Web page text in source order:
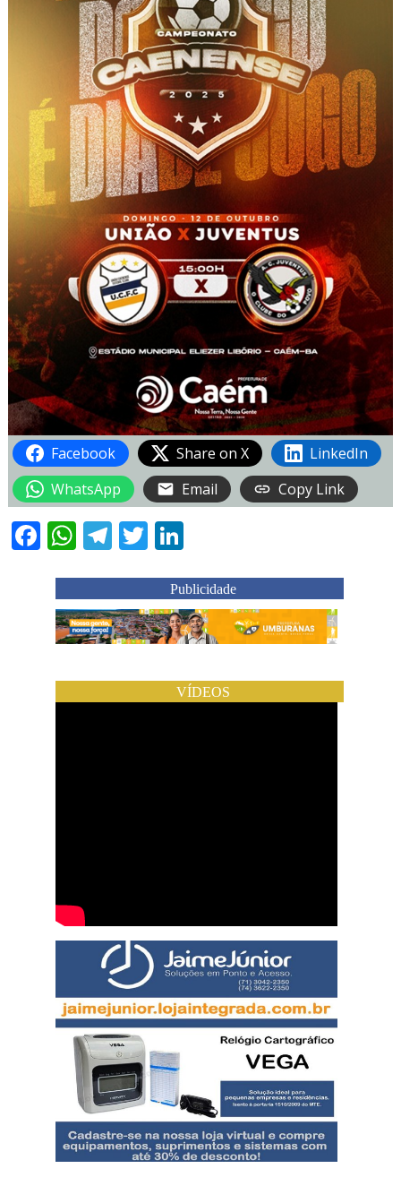
Facebook Share on X
LinkedIn
WhatsApp
Email Copy Link
Facebook
WhatsApp
Telegram
Twitter
LinkedIn
Publicidade
VÍDEOS